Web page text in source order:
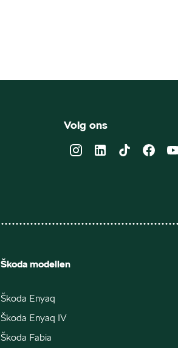
Volg ons
Škoda modellen
Škoda Enyaq
Škoda Enyaq IV
Škoda Fabia